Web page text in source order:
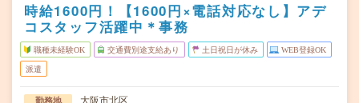
時給1600円！【1600円×電話対応なし】アデ
コスタッフ活躍中＊事務
職種未経験OK 交通費別途支給あり 土日祝日が休み WEB登録OK
派遣
勤務地
大阪市北区